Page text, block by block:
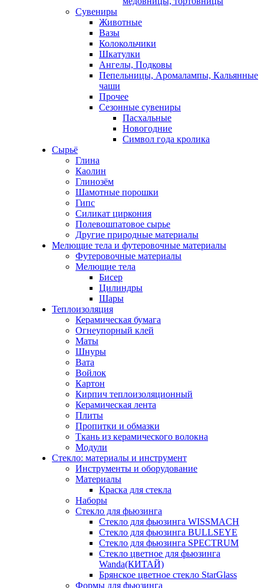
Сувениры
Животные
Вазы
Колокольчики
Шкатулки
Ангелы, Подковы
Пепельницы, Аромалампы, Кальянные
чаши
Прочее
Сезонные сувениры
Пасхальные
Новогодние
Символ года кролика
Сырьё
Глина
Каолин
Глинозём
Шамотные порошки
Гипс
Силикат циркония
Полевошпатовое сырье
Другие природные материалы
Мелющие тела и футеровочные материалы
Футеровочные материалы
Мелющие тела
Бисер
Цилиндры
Шары
Теплоизоляция
Керамическая бумага
Огнеупорный клей
Маты
Шнуры
Вата
Войлок
Картон
Кирпич теплоизоляционный
Керамическая лента
Плиты
Пропитки и обмазки
Ткань из керамического волокна
Модули
Стекло: материалы и инструмент
Инструменты и оборудование
Материалы
Краска для стекла
Наборы
Стекло для фьюзинга
Стекло для фьюзинга WISSMACH
Стекло для фьюзинга BULLSEYE
Стекло для фьюзинга SPECTRUM
Стекло цветное для фьюзинга
Wanda(КИТАЙ)
Брянское цветное стекло StarGlass
Формы для фьюзинга